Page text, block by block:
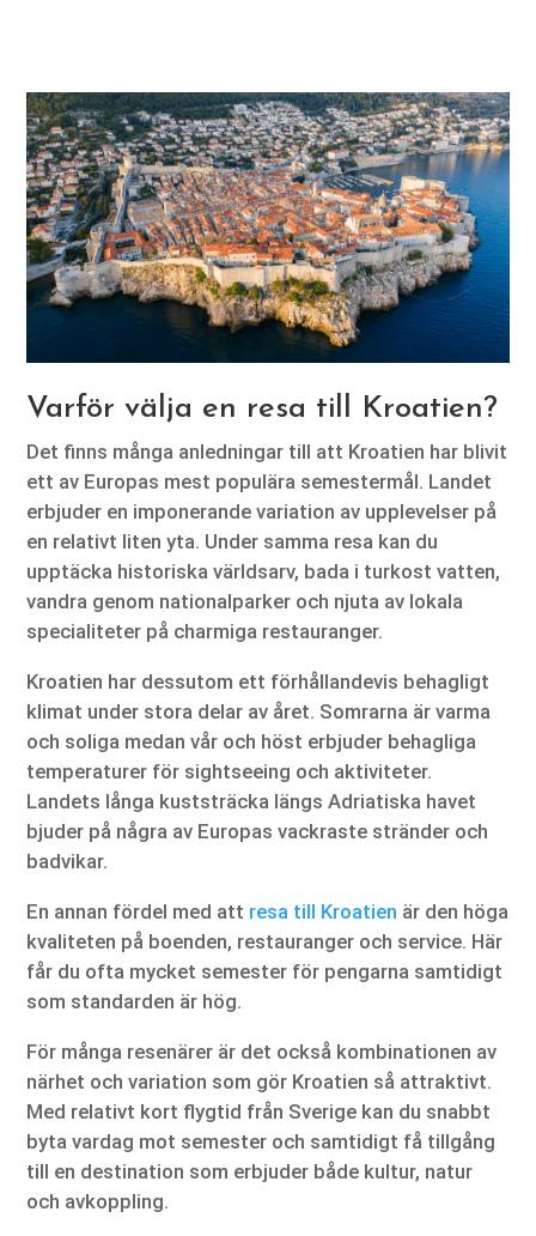
Varför välja en resa till Kroatien?
Det finns många anledningar till att Kroatien har blivit
ett av Europas mest populära semestermål. Landet
erbjuder en imponerande variation av upplevelser på
en relativt liten yta. Under samma resa kan du
upptäcka historiska världsarv, bada i turkost vatten,
vandra genom nationalparker och njuta av lokala
specialiteter på charmiga restauranger.
Kroatien har dessutom ett förhållandevis behagligt
klimat under stora delar av året. Somrarna är varma
och soliga medan vår och höst erbjuder behagliga
temperaturer för sightseeing och aktiviteter.
Landets långa kuststräcka längs Adriatiska havet
bjuder på några av Europas vackraste stränder och
badvikar.
En annan fördel med att resa till Kroatien är den höga
kvaliteten på boenden, restauranger och service. Här
får du ofta mycket semester för pengarna samtidigt
som standarden är hög.
För många resenärer är det också kombinationen av
närhet och variation som gör Kroatien så attraktivt.
Med relativt kort flygtid från Sverige kan du snabbt
byta vardag mot semester och samtidigt få tillgång
till en destination som erbjuder både kultur, natur
och avkoppling.